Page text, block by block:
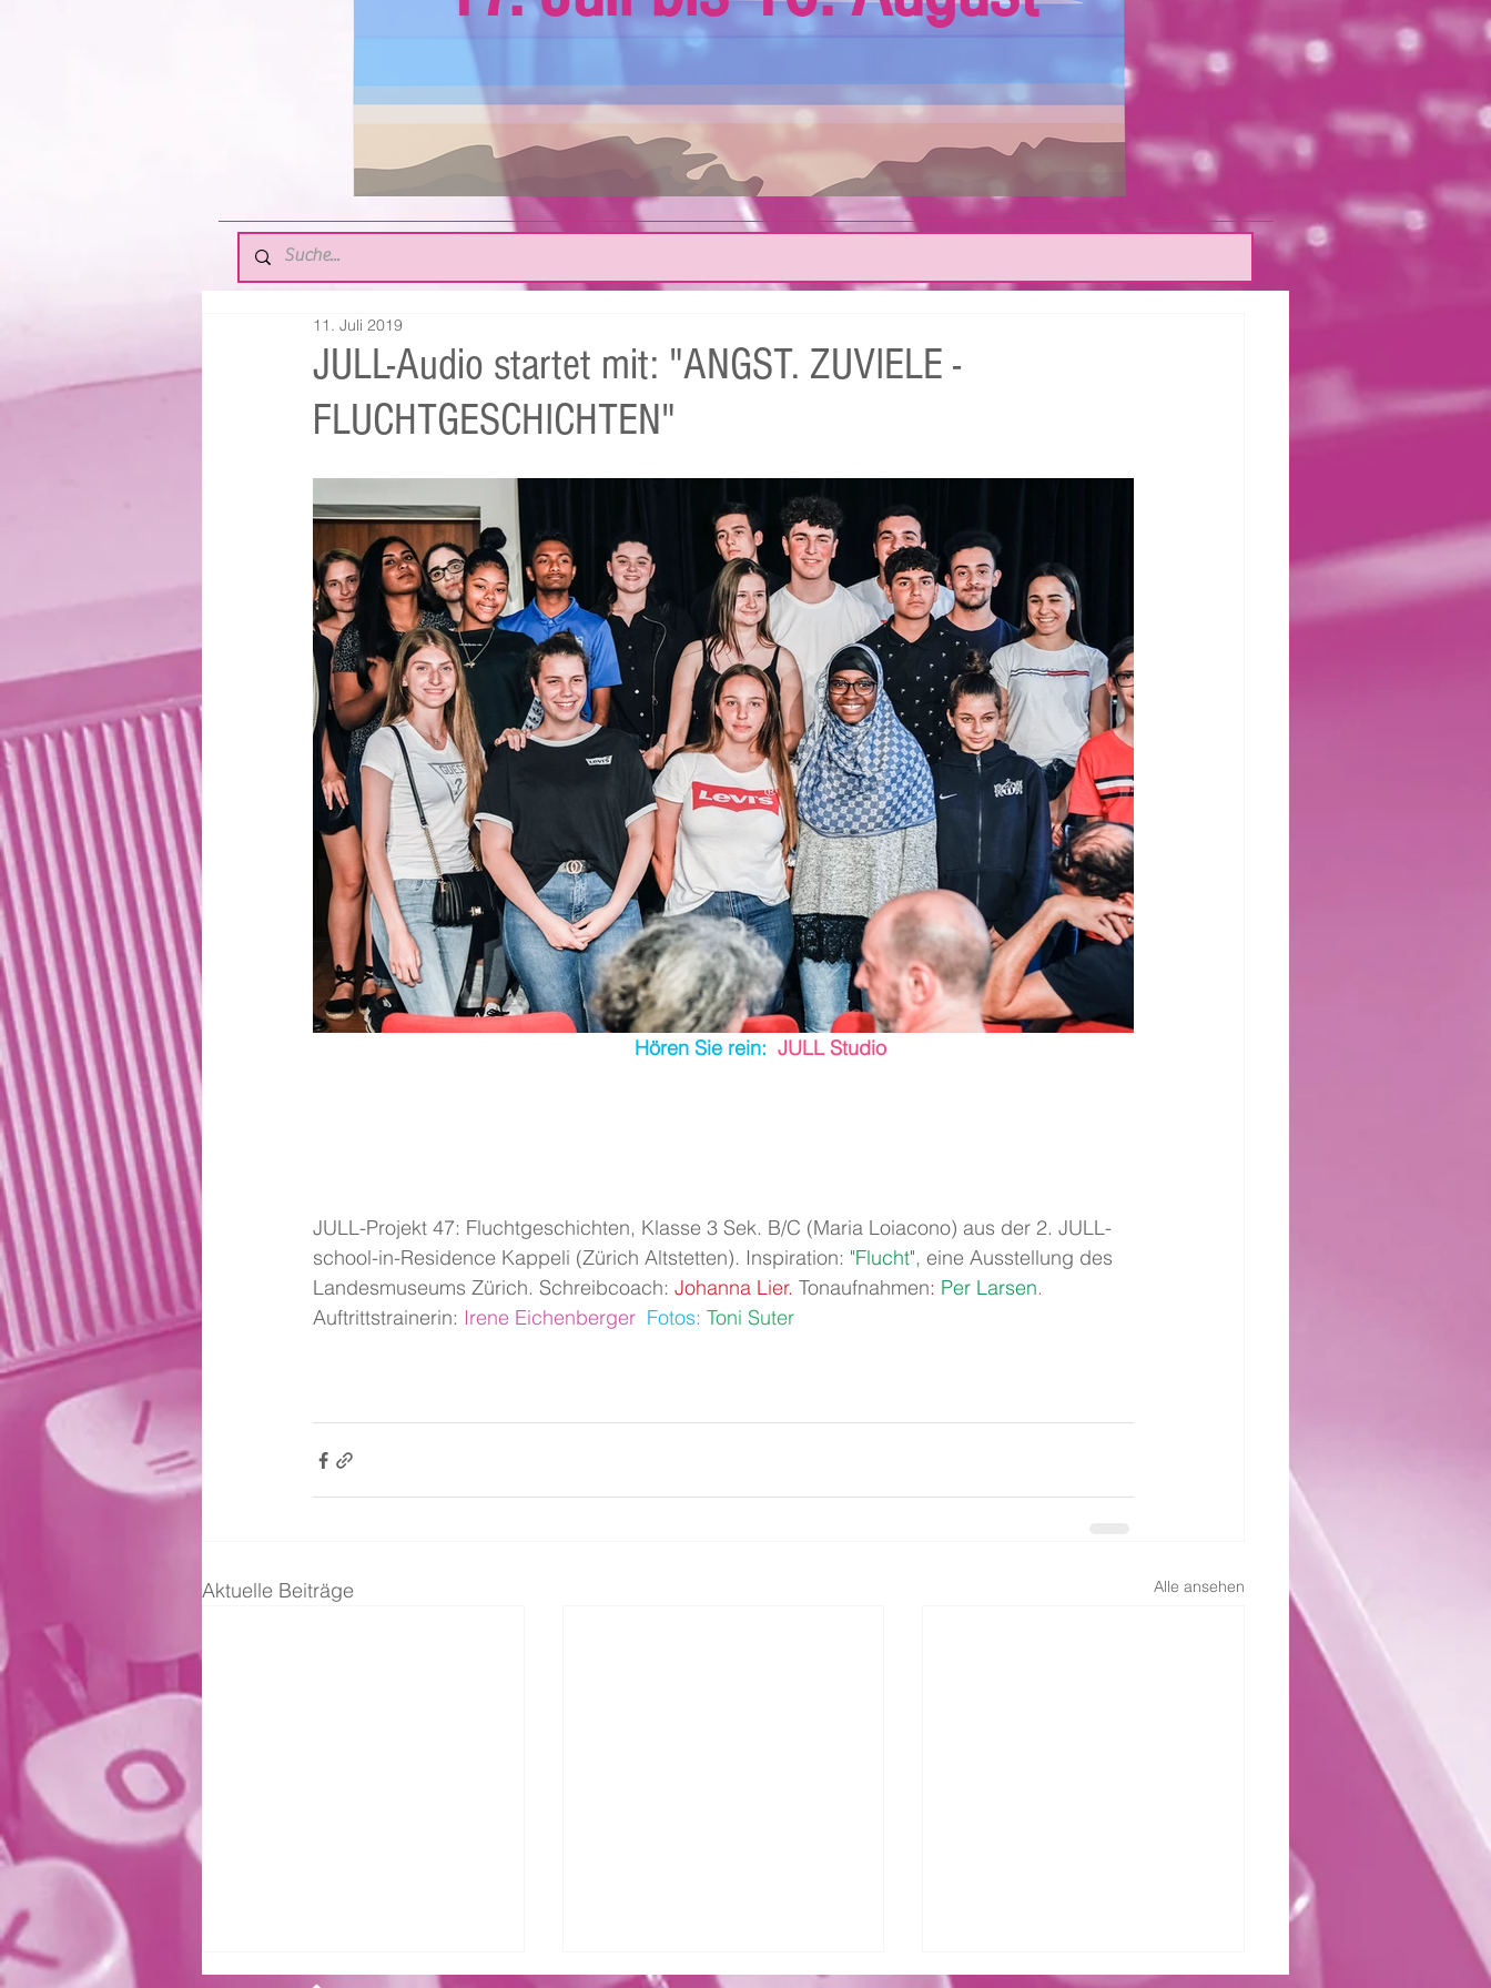
JULL-Audio startet mit: "ANGST. ZUVIELE -
FLUCHTGESCHICHTEN"
11. Juli 2019
                                                          Hören Sie rein:
JULL Studio
JULL-Projekt 47: Fluchtgeschichten, Klasse 3 Sek. B/C (Maria Loiacono) aus der 2. JULL-
school-in-Residence Kappeli (Zürich Altstetten). Inspiration: "Flucht", eine Ausstellung des
Landesmuseums Zürich. Schreibcoach: Johanna Lier. Tonaufnahmen: Per Larsen.
Auftrittstrainerin: Irene Eichenberger Fotos: Toni Suter
Aktuelle Beiträge Alle ansehen